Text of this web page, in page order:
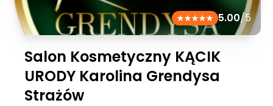
5.00/5
Salon Kosmetyczny KĄCIK
URODY Karolina Grendysa
Strażów